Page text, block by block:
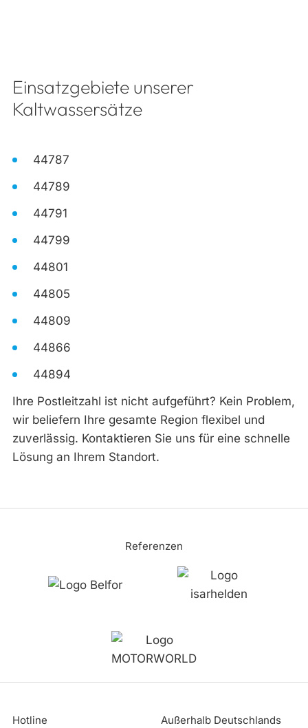
Einsatzgebiete unserer
Kaltwassersätze
44787
44789
44791
44799
44801
44805
44809
44866
44894
Ihre Postleitzahl ist nicht aufgeführt? Kein Problem,
wir beliefern Ihre gesamte Region flexibel und
zuverlässig. Kontaktieren Sie uns für eine schnelle
Lösung an Ihrem Standort.
Referenzen
Hotline Außerhalb Deutschlands